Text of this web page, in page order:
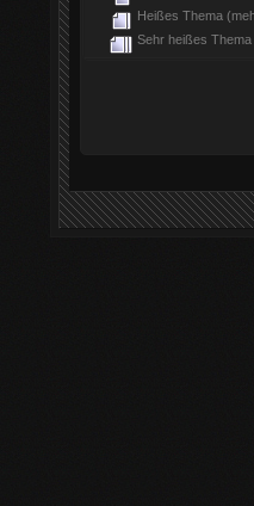
Heißes Thema
Sehr heißes